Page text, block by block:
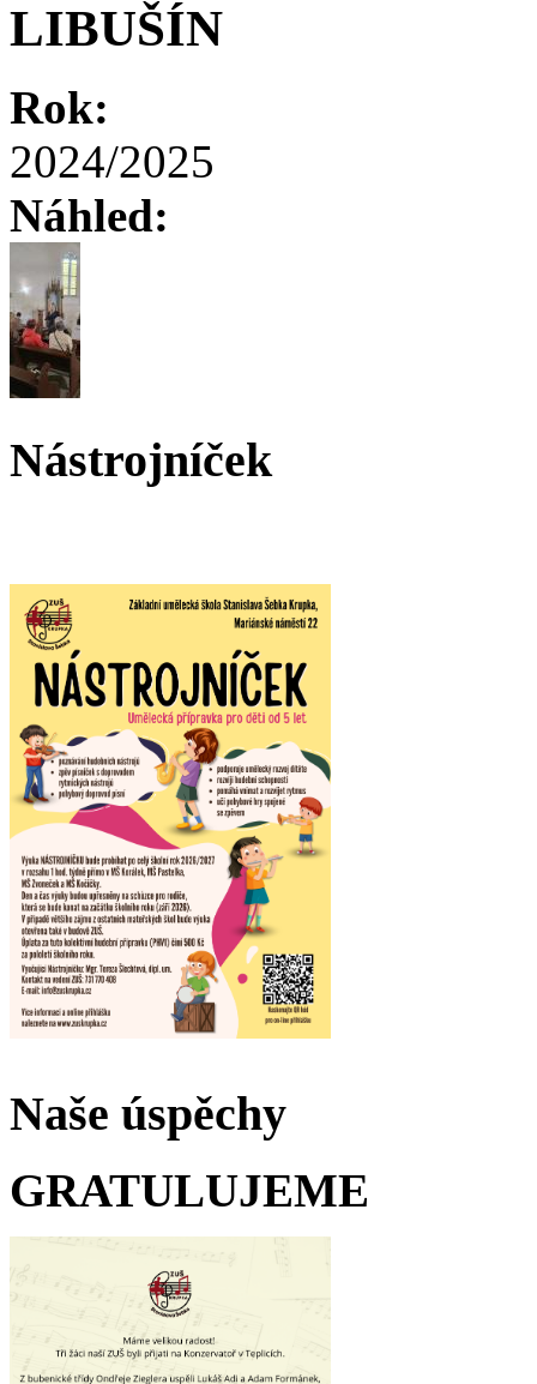
LIBUŠÍN
Rok:
2024/2025
Náhled:
Nástrojníček
Naše úspěchy
GRATULUJEME